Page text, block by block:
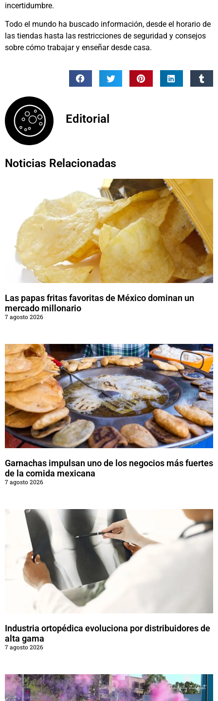
incertidumbre.
Todo el mundo ha buscado información, desde el horario de
las tiendas hasta las restricciones de seguridad y consejos
sobre cómo trabajar y enseñar desde casa.
Editorial
Noticias Relacionadas
Las papas fritas favoritas de México dominan un
mercado millonario
7 agosto 2026
Garnachas impulsan uno de los negocios más fuertes
de la comida mexicana
7 agosto 2026
Industria ortopédica evoluciona por distribuidores de
alta gama
7 agosto 2026